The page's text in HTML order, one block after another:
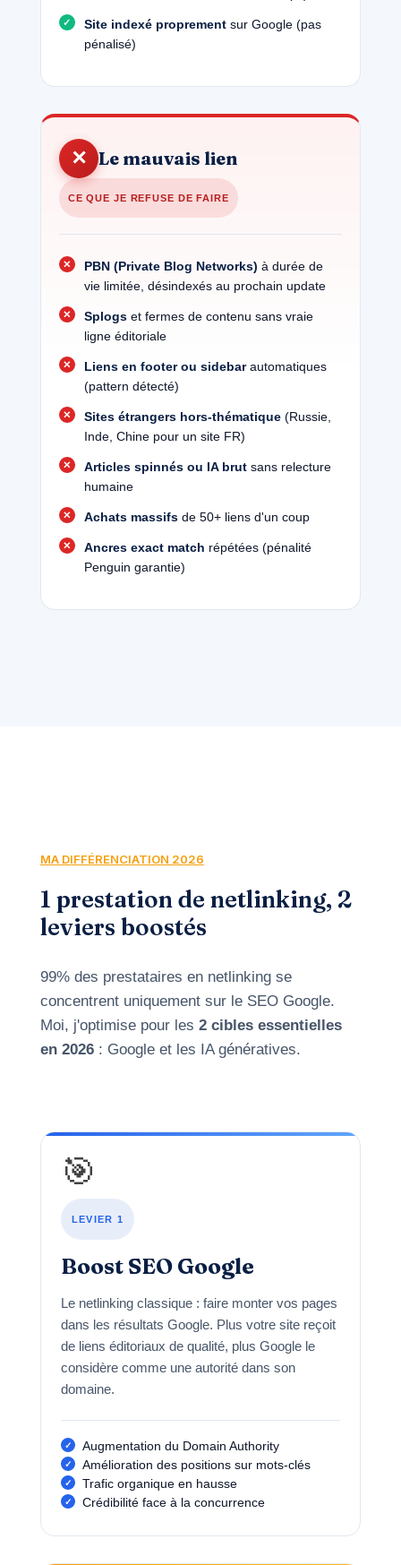
Site indexé proprementsur Google (pas
pénalisé)
✕ Le mauvais lien
CE QUE JE REFUSE DE FAIRE
PBN (Private Blog Networks) à durée de
vie limitée, désindexés au prochain update
Splogset fermes de contenu sans vraie
ligne éditoriale
Liens en footer ou sidebarautomatiques
(pattern détecté)
Sites étrangers hors-thématique(Russie,
Inde, Chine pour un site FR)
Articles spinnés ou IA brutsans relecture
humaine
Achats massifsde 50+ liens d'un coup
Ancres exact match répétées (pénalité
Penguin garantie)
MA DIFFÉRENCIATION 2026
1 prestation de netlinking, 2
leviers boostés
99% des prestataires en netlinking se
concentrent uniquement sur le SEO Google.
Moi, j'optimise pour les 2 cibles essentielles
en 2026: Google et les IA génératives.
🎯
LEVIER 1
Boost SEO Google
Le netlinking classique : faire monter vos pages
dans les résultats Google. Plus votre site reçoit
de liens éditoriaux de qualité, plus Google le
considère comme une autorité dans son
domaine.
Augmentation du Domain Authority
Amélioration des positions sur mots-clés
Trafic organique en hausse
Crédibilité face à la concurrence